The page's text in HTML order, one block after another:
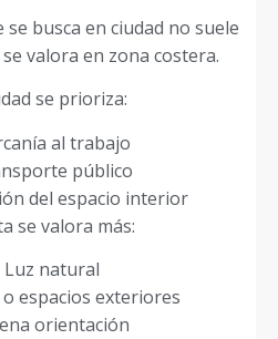
se busca en ciudad no suele
valora en zona costera.
se prioriza:
al trabajo
público
del espacio interior
se valora más:
Luz natural
espacios exteriores
orientación